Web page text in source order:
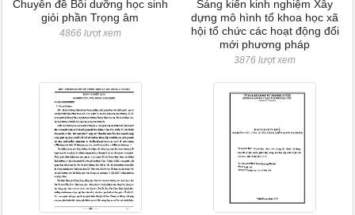
Chuyên đề Bồi dưỡng học sinh
giỏi phần Trọng âm
4866 lượt xem
Sáng kiến kinh nghiệm Xây
dựng mô hình tổ khoa học xã
hội tổ chức các hoạt động đổi
mới phương pháp
3876 lượt xem